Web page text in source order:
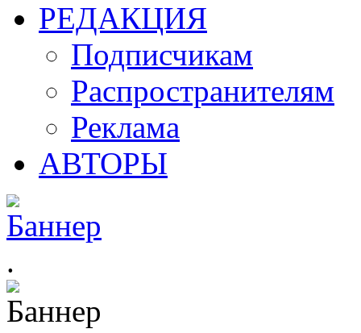
РЕДАКЦИЯ
Подписчикам
Распространителям
Реклама
АВТОРЫ
.